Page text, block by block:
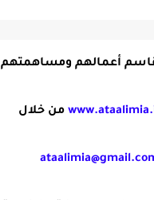
أعمالهم ومساهمتهم
من خلال